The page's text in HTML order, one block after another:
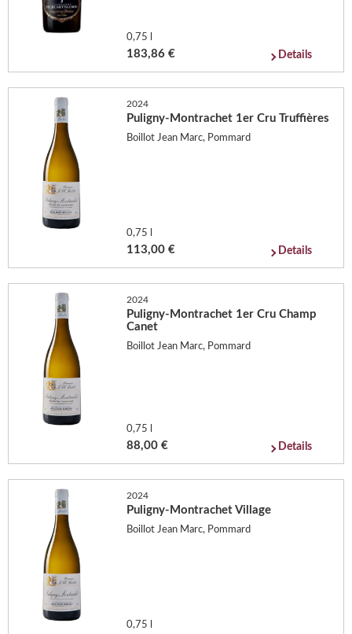
0,75 l
183,86 € Details
2024
Puligny-Montrachet 1er Cru Truffières
Boillot Jean Marc, Pommard
0,75 l
113,00 € Details
2024
Puligny-Montrachet 1er Cru Champ
Canet
Boillot Jean Marc, Pommard
0,75 l
88,00 € Details
2024
Puligny-Montrachet Village
Boillot Jean Marc, Pommard
0,75 l